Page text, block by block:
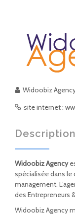
Widoobiz
site internet :
Description
Widoobiz Agency
spécialisée dans
management.
des Entrepreneurs
Widoobiz Agency